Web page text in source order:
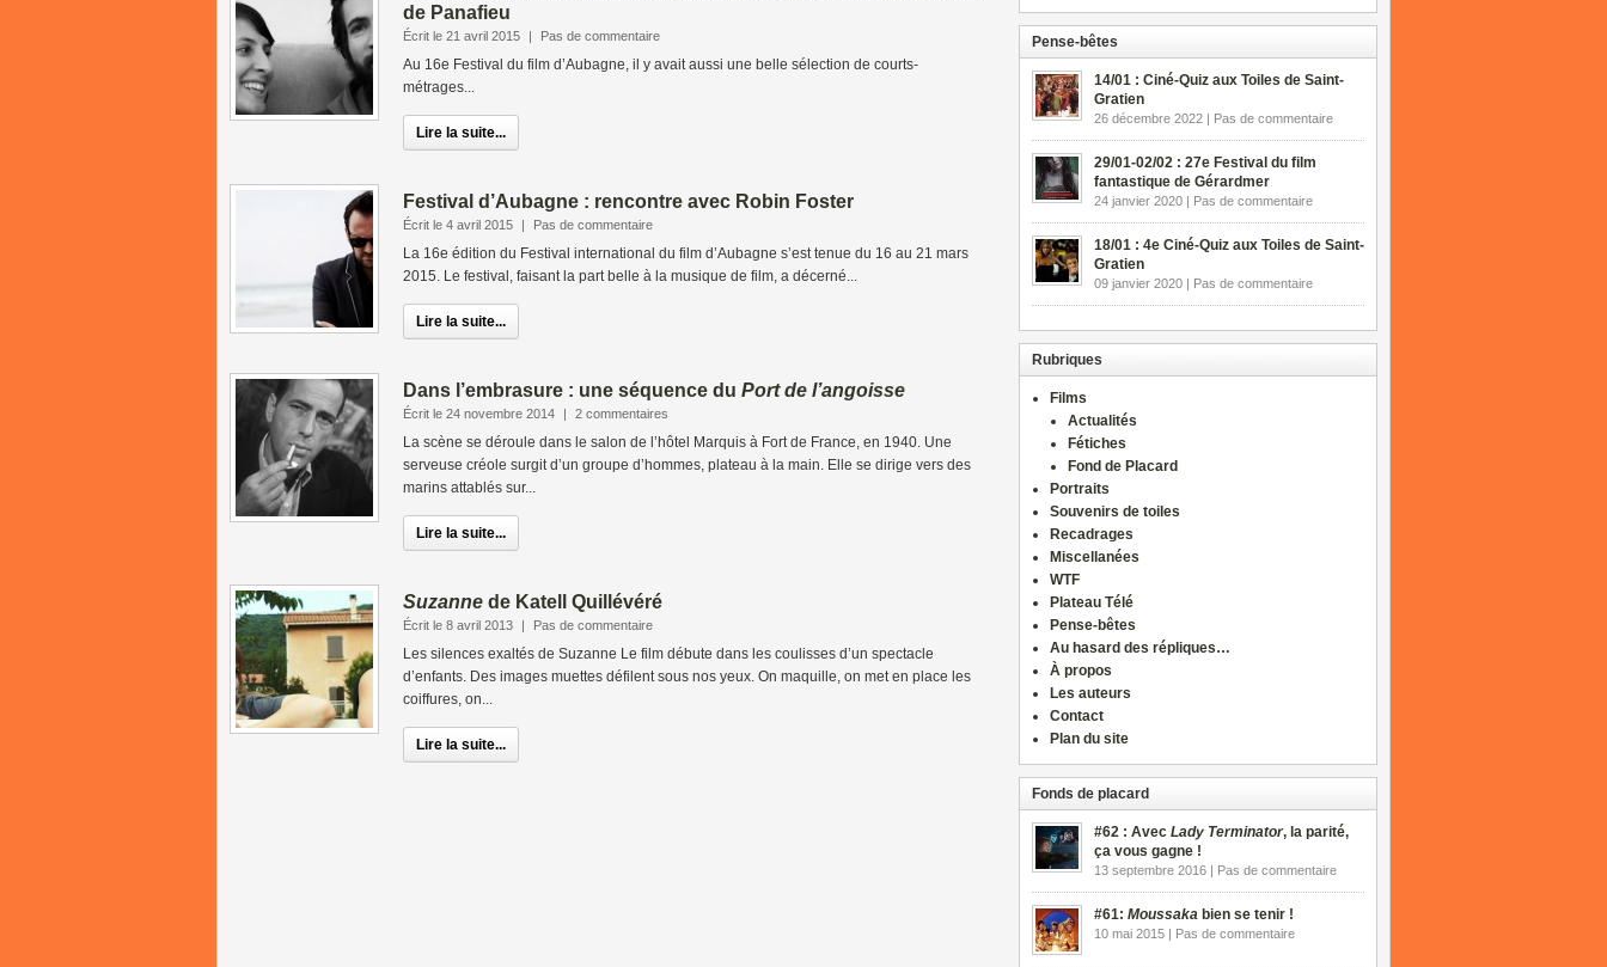
de Panafieu
Écrit le 21 avril 2015 | Pas de commentaire
Au 16e Festival du film d’Aubagne, il y avait aussi une belle sélection de courts-
métrages...
Lire la suite...
Festival d’Aubagne : rencontre avec Robin Foster
Écrit le 4 avril 2015 | Pas de commentaire
La 16e édition du Festival international du film d’Aubagne s’est tenue du 16 au 21 mars
2015. Le festival, faisant la part belle à la musique de film, a décerné...
Lire la suite...
Dans l’embrasure : une séquence du Port de l’angoisse
Écrit le 24 novembre 2014 | 2 commentaires
La scène se déroule dans le salon de l’hôtel Marquis à Fort de France, en 1940. Une
serveuse créole surgit d’un groupe d’hommes, plateau à la main. Elle se dirige vers des
marins attablés sur...
Lire la suite...
Suzanne de Katell Quillévéré
Écrit le 8 avril 2013 | Pas de commentaire
Les silences exaltés de Suzanne Le film débute dans les coulisses d’un spectacle
d’enfants. Des images muettes défilent sous nos yeux. On maquille, on met en place les
coiffures, on...
Lire la suite...
Pense-bêtes
14/01 : Ciné-Quiz aux Toiles de Saint-
Gratien
26 décembre 2022 | Pas de commentaire
29/01-02/02 : 27e Festival du film
fantastique de Gérardmer
24 janvier 2020 | Pas de commentaire
18/01 : 4e Ciné-Quiz aux Toiles de Saint-
Gratien
09 janvier 2020 | Pas de commentaire
Rubriques
Films
Actualités
Fétiches
Fond de Placard
Portraits
Souvenirs de toiles
Recadrages
Miscellanées
WTF
Plateau Télé
Pense-bêtes
Au hasard des répliques…
À propos
Les auteurs
Contact
Plan du site
Fonds de placard
#62 : Avec Lady Terminator, la parité,
ça vous gagne !
13 septembre 2016 | Pas de commentaire
#61: Moussaka bien se tenir !
10 mai 2015 | Pas de commentaire